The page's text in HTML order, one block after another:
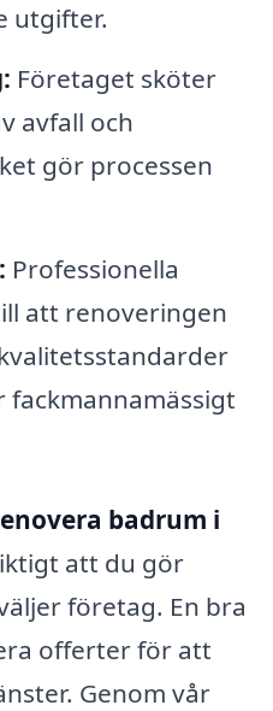
utgifter.
Företaget sköter
avfall och
gör processen
Professionella
att renoveringen
badrum i
att du gör
företag. En bra
offerter för att
Genom vår